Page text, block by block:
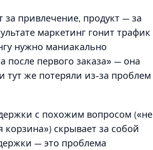
за привлечение, продукт — за
маркетинг гонит трафик
нужно маниакально
после первого заказа» — она
тут же потеряли из-за проблем
с похожим вопросом («не
корзина») скрывает за собой
— это проблема